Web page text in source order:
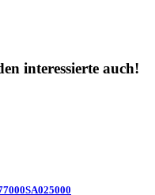
interessierte auch!